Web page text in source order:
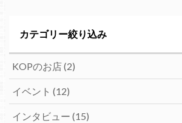
カテゴリー絞り込み
KOPのお店(2)
イベント (12)
インタビュー (15)